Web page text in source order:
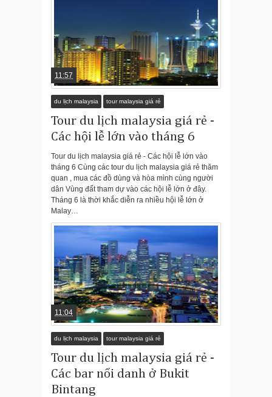
11:57
du lịch malaysia tour malaysia giá rẻ
Tour du lịch malaysia giá rẻ -
Các hội lễ lớn vào tháng 6
Tour du lịch malaysia giá rẻ - Các hội lễ lớn vào
tháng 6 Cùng các tour du lịch malaysia giá rẻ thăm
quan , mua các đồ dùng và hòa mình cùng người
dân Vùng đất tham dự vào các hội lễ lớn ở đây.
Tháng 6 là thời khắc diễn ra nhiều hội lễ lớn ở
Malay…
11:04
du lịch malaysia tour malaysia giá rẻ
Tour du lịch malaysia giá rẻ -
Các bar nổi danh ở Bukit
Bintang